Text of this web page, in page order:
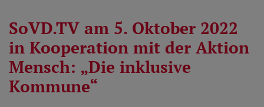
SoVD.TV am 5. Oktober 2022
in Kooperation mit der Aktion
Mensch: „Die inklusive
Kommune“